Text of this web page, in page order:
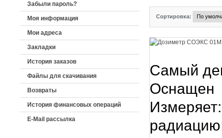
Забыли пароль?
Моя информация
Мои адреса
Закладки
История заказов
Файлы для скачивания
Возвраты
История финансовых операций
E-Mail рассылка
Сортировка:
Самый
Оснащен